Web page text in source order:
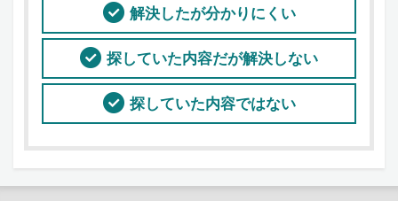
解決したが分かりにくい
探していた内容だが解決しない
探していた内容ではない